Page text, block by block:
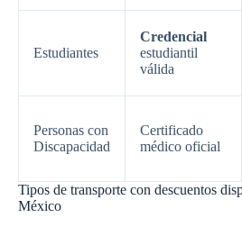
Estudiantes
Credencial
estudiantil
válida
Personas con
Discapacidad
Certificado
médico oficial
Tipos de transporte con descuentos
México